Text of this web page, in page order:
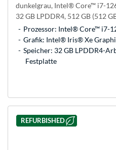
dunkelgrau, Intel® Core™ i7-
32 GB LPDDR4, 512 GB (512
Prozessor: Intel® Core™ i7-
Grafik: Intel® Iris® Xe
Speicher: 32 GB LPDDR4-
Festplatte
REFURBISHED